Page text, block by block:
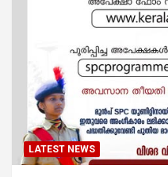
LATEST NEWS